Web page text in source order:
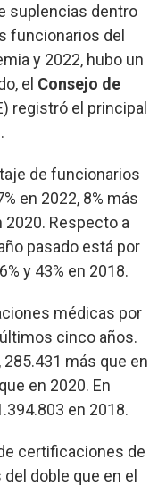
suplencias dentro
funcionarios del
y 2022, hubo un
el Consejo de
registró el principal
de funcionarios
en 2022, 8% más
2020. Respecto a
pasado está por
y 43% en 2018.
médicas por
cinco años.
más que en
en 2020. En
en 2018.
certificaciones de
doble que en el